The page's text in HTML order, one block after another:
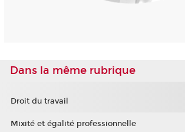
Dans la même rubrique
Droit du travail
Mixité et égalité professionnelle